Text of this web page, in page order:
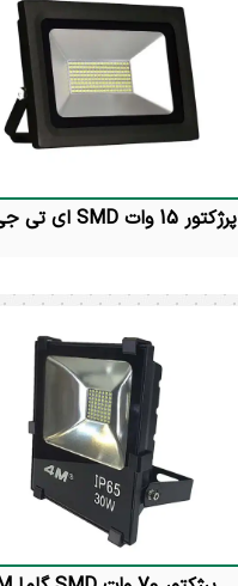
پرژکتور 15 وات SMD ای تی جی 4M
پرژکتور 15 وات اس ام دی ( ای
سانتیمتر ضمانت : 24 ماه